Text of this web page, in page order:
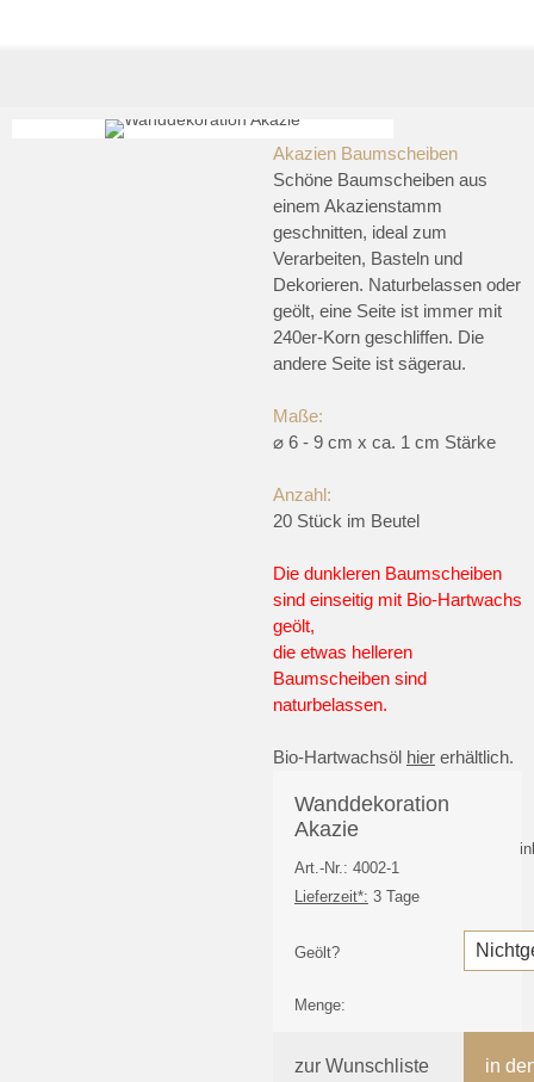
Akazien Baumscheiben
Schöne Baumscheiben aus
einem Akazienstamm
geschnitten, ideal zum
Verarbeiten, Basteln und
Dekorieren. Naturbelassen oder
geölt, eine Seite ist immer mit
240er-Korn geschliffen. Die
andere Seite ist sägerau.
Maße:
⌀ 6 - 9 cm x ca. 1 cm Stärke
Anzahl:
20 Stück im Beutel
Die dunkleren Baumscheiben
sind einseitig mit Bio-Hartwachs
geölt,
die etwas helleren
Baumscheiben sind
naturbelassen.
Bio-Hartwachsöl hier erhältlich.
Wanddekoration
Akazie
Art.-Nr.: 4002-1
Lieferzeit*: 3 Tage
Geölt?
Menge:
zur Wunschliste in